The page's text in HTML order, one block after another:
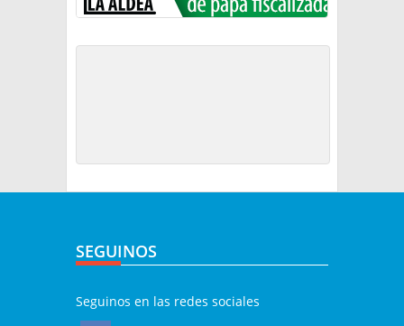
SEGUINOS
Seguinos en las redes sociales